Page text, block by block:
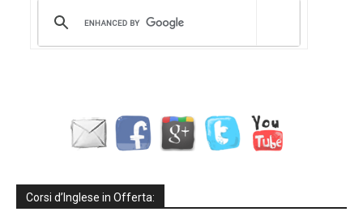
Corsi d’Inglese in Offerta: